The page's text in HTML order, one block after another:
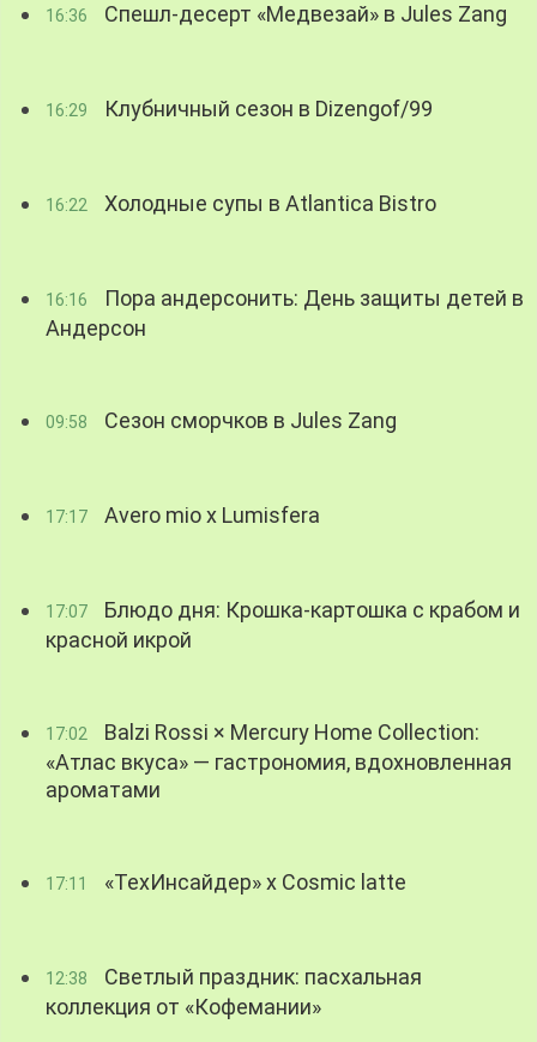
16:36 Спешл-десерт «Медвезай» в Jules Zang
16:29 Клубничный сезон в Dizengof/99
16:22 Холодные супы в Atlantica Bistro
16:16
Пора андерсонить: День защиты детей в
Андерсон
09:58 Сезон сморчков в Jules Zang
17:17 Avero mio x Lumisfera
17:07
Блюдо дня: Крошка-картошка с крабом и
красной икрой
17:02
Balzi Rossi × Mercury Home Collection:
«Атлас вкуса» — гастрономия, вдохновленная
ароматами
17:11 «ТехИнсайдер» х Cosmic latte
12:38
Светлый праздник: пасхальная
коллекция от «Кофемании»